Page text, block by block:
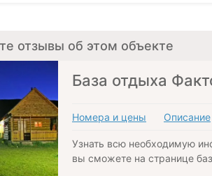
отзывы об этом объекте
База отдыха
Номера и цены Описание
Узнать всю необходимую
вы сможете на странице